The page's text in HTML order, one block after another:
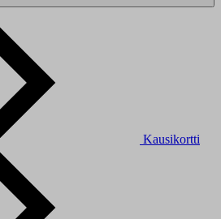
Kausikortti